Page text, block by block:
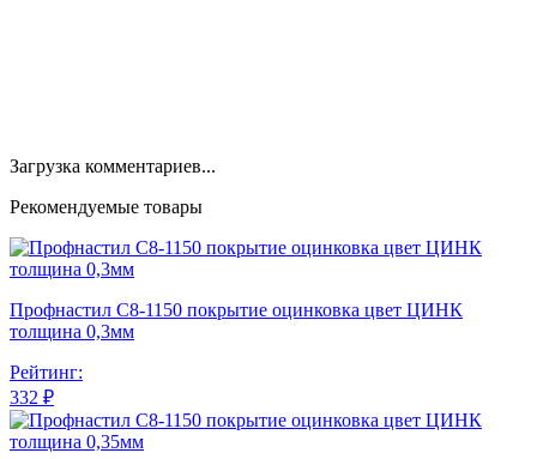
Загрузка комментариев...
Рекомендуемые товары
Профнастил С8-1150 покрытие оцинковка цвет ЦИНК
толщина 0,3мм
Рейтинг:
332 ₽